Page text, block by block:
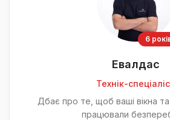
6
Евалдас
Технік-
Дбає про те, щоб ваші вікна та
працювали